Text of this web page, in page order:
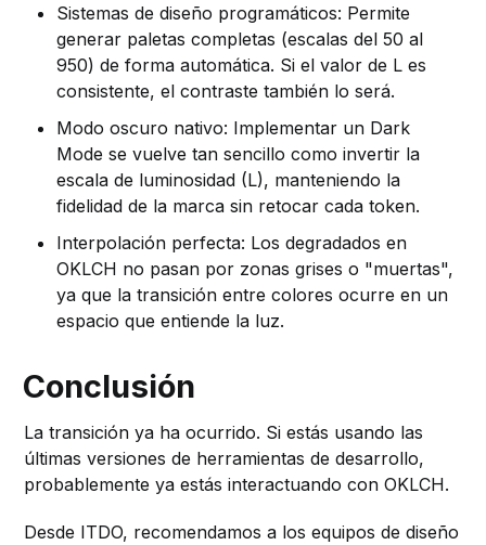
Sistemas de diseño programáticos: Permite
generar paletas completas (escalas del 50 al
950) de forma automática. Si el valor de L es
consistente, el contraste también lo será.
Modo oscuro nativo: Implementar un Dark
Mode se vuelve tan sencillo como invertir la
escala de luminosidad (L), manteniendo la
fidelidad de la marca sin retocar cada token.
Interpolación perfecta: Los degradados en
OKLCH no pasan por zonas grises o "muertas",
ya que la transición entre colores ocurre en un
espacio que entiende la luz.
Conclusión
La transición ya ha ocurrido. Si estás usando las
últimas versiones de herramientas de desarrollo,
probablemente ya estás interactuando con OKLCH.
Desde ITDO, recomendamos a los equipos de diseño